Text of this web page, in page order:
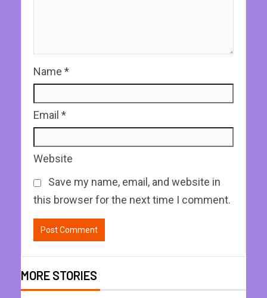
Name *
Email *
Website
Save my name, email, and website in
this browser for the next time I comment.
MORE STORIES